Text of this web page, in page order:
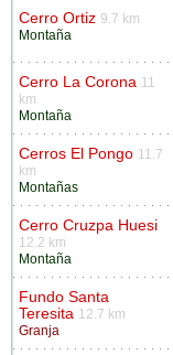
Cerro Ortiz 9.7 km
Montaña
Cerro La Corona 11
km
Montaña
Cerros El Pongo 11.7
km
Montañas
Cerro Cruzpa Huesi
12.2 km
Montaña
Fundo Santa
Teresita 12.7 km
Granja